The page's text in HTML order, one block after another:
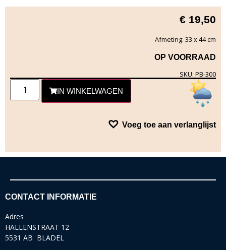
€ 19,50
Afmeting: 33 x 44 cm
OP VOORRAAD
SKU: PB-300
IN WINKELWAGEN
Voeg toe aan verlanglijst
CONTACT INFORMATIE
Adres
HALLENSTRAAT 12
5531 AB BLADEL